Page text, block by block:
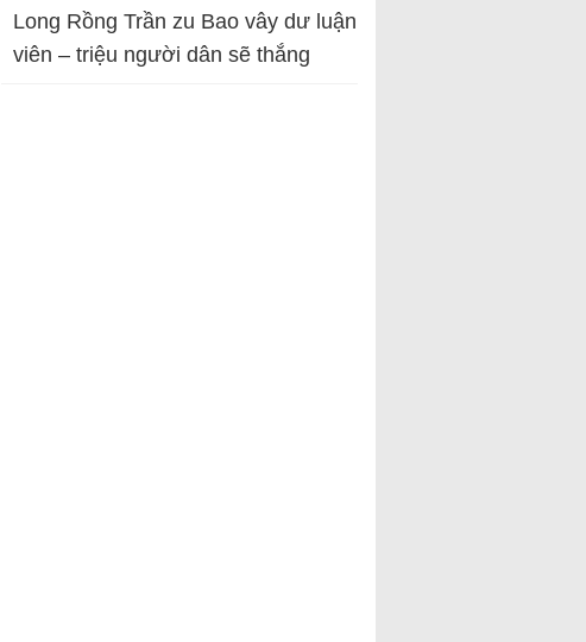
Long Rồng Trần zu Bao vây dư luận
viên – triệu người dân sẽ thắng